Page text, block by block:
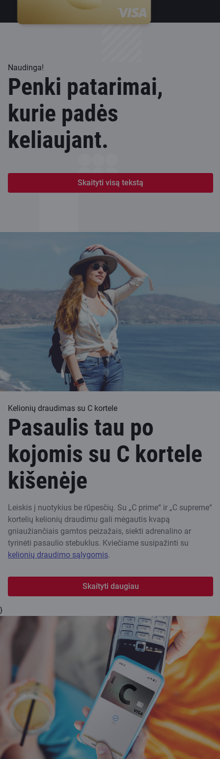
Naudinga!
Penki patarimai,
kurie padės
keliaujant.
Skaityti visą tekstą
Kelionių draudimas su C kortele
Pasaulis tau po
kojomis su C kortele
kišenėje
Leiskis į nuotykius be rūpesčių. Su „C prime“ ir „C supreme“
kortelių kelionių draudimu gali mėgautis kvapą
gniaužiančiais gamtos peizažais, siekti adrenalino ar
tyrinėti pasaulio stebuklus. Kviečiame susipažinti su
kelionių draudimo sąlygomis.
Skaityti daugiau
}